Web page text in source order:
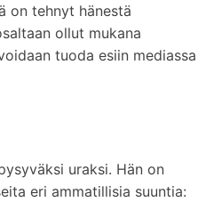
on tehnyt hänestä
ollut mukana
tuoda esiin mediassa
uraksi. Hän on
eri ammatillisia suuntia: